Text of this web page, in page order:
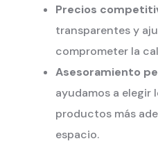
Precios
transparentes y
comprometer la
Asesoramiento
ayudamos a elegir
productos más
espacio.